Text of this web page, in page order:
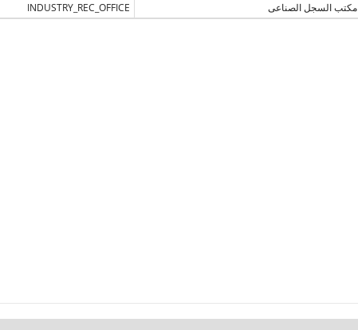
مكتب السجل الصناعى
INDUSTRY_REC_OFFICE